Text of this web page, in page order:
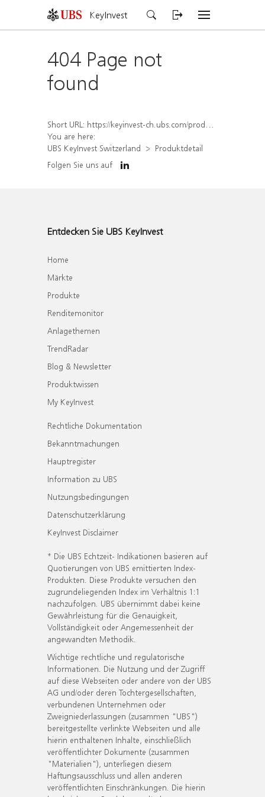
KeyInvest
404 Page not
found
Short URL: https://keyinvest-ch.ubs.com/produkt/detail/index/isin/CH1563492425
You are here:
UBS KeyInvest Switzerland
Produktdetail
Folgen Sie uns auf
Entdecken Sie UBS KeyInvest
Home
Märkte
Produkte
Renditemonitor
Anlagethemen
TrendRadar
Blog & Newsletter
Produktwissen
My KeyInvest
Rechtliche Dokumentation
Bekanntmachungen
Hauptregister
Information zu UBS
Nutzungsbedingungen
Datenschutzerklärung
KeyInvest Disclaimer
* Die UBS Echtzeit- Indikationen basieren auf
Quotierungen von UBS emittierten Index-
Produkten. Diese Produkte versuchen den
zugrundeliegenden Index im Verhältnis 1:1
nachzufolgen. UBS übernimmt dabei keine
Gewährleistung für die Genauigkeit,
Vollständigkeit oder Angemessenheit der
angewandten Methodik.
Wichtige rechtliche und regulatorische
Informationen. Die Nutzung und der Zugriff
auf diese Webseiten oder andere von der UBS
AG und/oder deren Tochtergesellschaften,
verbundenen Unternehmen oder
Zweigniederlassungen (zusammen "UBS")
bereitgestellte verlinkte Webseiten und alle
hierin enthaltenen Inhalte, einschließlich
veröffentlichter Dokumente (zusammen
"Materialien"), unterliegen diesem
Haftungsausschluss und allen anderen
veröffentlichten Einschränkungen. Die hierin